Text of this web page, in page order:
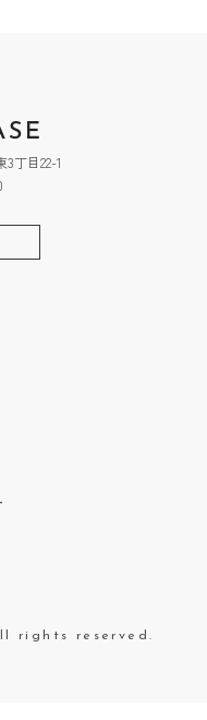
丁目22-1
rights reserved.